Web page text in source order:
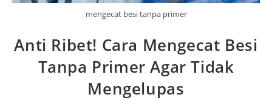
mengecat besi tanpa primer
Anti Ribet! Cara Mengecat Besi
Tanpa Primer Agar Tidak
Mengelupas